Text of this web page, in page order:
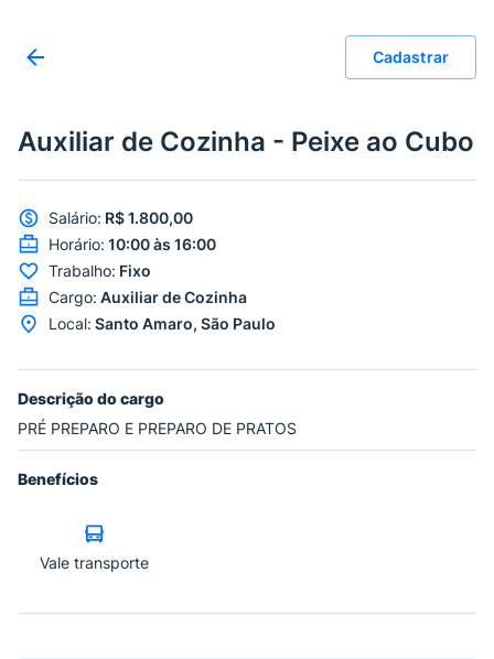
Cadastrar
Auxiliar de Cozinha - Peixe ao Cubo
Salário: R$ 1.800,00
Horário: 10:00 às 16:00
Trabalho: Fixo
Cargo: Auxiliar de Cozinha
Local: Santo Amaro, São Paulo
Descrição do cargo
PRÉ PREPARO E PREPARO DE PRATOS
Benefícios
Vale transporte